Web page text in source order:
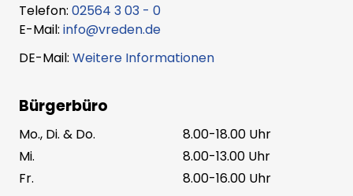
Telefon: 02564 3 03 - 0
E-Mail: info@vreden.de
DE-Mail: Weitere Informationen
Bürgerbüro
Mo., Di. & Do.
8.00-18.00 Uhr
Mi.
8.00-13.00 Uhr
Fr.
8.00-16.00 Uhr